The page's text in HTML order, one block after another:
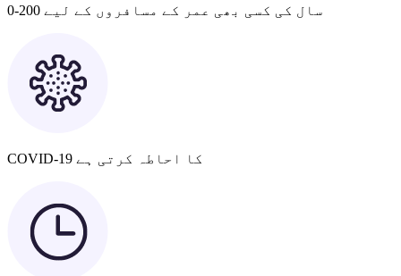
0-200 سال کی کسی بھی عمر کے مسافروں کے لیے
COVID-19 کا احاطہ کرتی ہے